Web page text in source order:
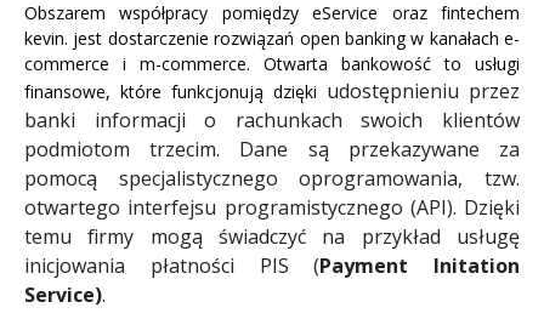
Obszarem współpracy pomiędzy eService oraz fintechem
kevin. jest dostarczenie rozwiązań open banking w kanałach e-
commerce i m-commerce. Otwarta bankowość to usługi
finansowe, które funkcjonują dzięki udostępnieniu przez
banki informacji o rachunkach swoich klientów
podmiotom trzecim. Dane są przekazywane za
pomocą specjalistycznego oprogramowania, tzw.
otwartego interfejsu programistycznego (API). Dzięki
temu firmy mogą świadczyć na przykład usługę
inicjowania płatności PIS (Payment Initation
Service).